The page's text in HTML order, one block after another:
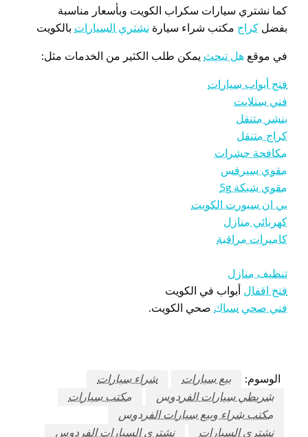
كما نشتري سيارات سكراب الكويت وبأسعار مناسبة
بفضل كراج مكتب شراء سيارة نشتري السيارات بالكويت
في موقع هل تبحث يمكن طلب الكثير من الخدمات مثل:
فتح أبواب سيارات
فني ستلايت
بنشر متنقل
كراج متنقل
مكافحة حشرات
مقوي سيرفس
مقوي شبكة 5g
بي ان سبورت الكويت
كهربائي منازل
كاميرات مراقبة
تنظيف منازل
فتح اقفال أبواب في الكويت
فني صحي سباك صحي الكويت.
الوسوم: بيع سيارات
شراء سيارات
شريطي سيارات الفردوس
مكتب سيارات
مكتب شراء وبيع سيارات الفردوس
نشتري السيارات
نشتري السيارات الفردوس